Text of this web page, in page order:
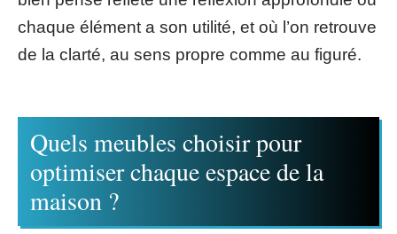
chaque élément a son utilité, et où l’on retrouve
de la clarté, au sens propre comme au figuré.
Quels meubles choisir pour
optimiser chaque espace de la
maison ?